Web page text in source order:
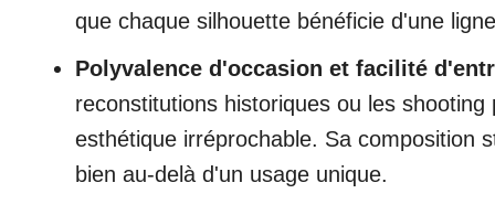
que chaque silhouette bénéficie d'une
Polyvalence d'occasion et facilité
reconstitutions historiques ou les
esthétique irréprochable. Sa composition
bien au-delà d'un usage unique.